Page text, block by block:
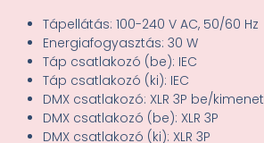
Tápellátás: 100-240 V AC, 50/60 Hz
Energiafogyasztás: 30 W
Táp csatlakozó (be): IEC
Táp csatlakozó (ki): IEC
DMX csatlakozó: XLR 3P be/kimenet
DMX csatlakozó (be): XLR 3P
DMX csatlakozó (ki): XLR 3P